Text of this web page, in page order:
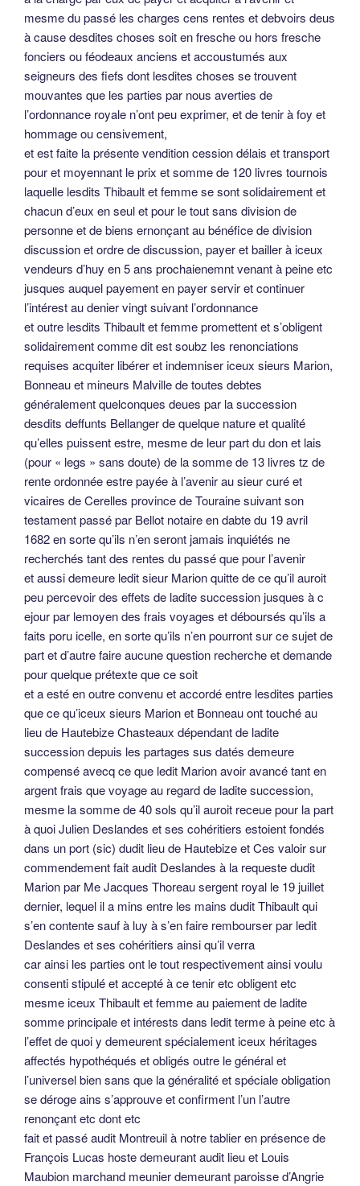
mesme du passé les charges cens rentes et debvoirs deus
à cause desdites choses soit en fresche ou hors fresche
fonciers ou féodeaux anciens et accoustumés aux
seigneurs des fiefs dont lesdites choses se trouvent
mouvantes que les parties par nous averties de
l’ordonnance royale n’ont peu exprimer, et de tenir à foy et
hommage ou censivement,
et est faite la présente vendition cession délais et transport
pour et moyennant le prix et somme de 120 livres tournois
laquelle lesdits Thibault et femme se sont solidairement et
chacun d’eux en seul et pour le tout sans division de
personne et de biens ernonçant au bénéfice de division
discussion et ordre de discussion, payer et bailler à iceux
vendeurs d’huy en 5 ans prochaienemnt venant à peine etc
jusques auquel payement en payer servir et continuer
l’intérest au denier vingt suivant l’ordonnance
et outre lesdits Thibault et femme promettent et s’obligent
solidairement comme dit est soubz les renonciations
requises acquiter libérer et indemniser iceux sieurs Marion,
Bonneau et mineurs Malville de toutes debtes
généralement quelconques deues par la succession
desdits deffunts Bellanger de quelque nature et qualité
qu’elles puissent estre, mesme de leur part du don et lais
(pour « legs » sans doute) de la somme de 13 livres tz de
rente ordonnée estre payée à l’avenir au sieur curé et
vicaires de Cerelles province de Touraine suivant son
testament passé par Bellot notaire en dabte du 19 avril
1682 en sorte qu’ils n’en seront jamais inquiétés ne
recherchés tant des rentes du passé que pour l’avenir
et aussi demeure ledit sieur Marion quitte de ce qu’il auroit
peu percevoir des effets de ladite succession jusques à c
ejour par lemoyen des frais voyages et déboursés qu’ils a
faits poru icelle, en sorte qu’ils n’en pourront sur ce sujet de
part et d’autre faire aucune question recherche et demande
pour quelque prétexte que ce soit
et a esté en outre convenu et accordé entre lesdites parties
que ce qu’iceux sieurs Marion et Bonneau ont touché au
lieu de Hautebize Chasteaux dépendant de ladite
succession depuis les partages sus datés demeure
compensé avecq ce que ledit Marion avoir avancé tant en
argent frais que voyage au regard de ladite succession,
mesme la somme de 40 sols qu’il auroit receue pour la part
à quoi Julien Deslandes et ses cohéritiers estoient fondés
dans un port (sic) dudit lieu de Hautebize et Ces valoir sur
commendement fait audit Deslandes à la requeste dudit
Marion par Me Jacques Thoreau sergent royal le 19 juillet
dernier, lequel il a mins entre les mains dudit Thibault qui
s’en contente sauf à luy à s’en faire rembourser par ledit
Deslandes et ses cohéritiers ainsi qu’il verra
car ainsi les parties ont le tout respectivement ainsi voulu
consenti stipulé et accepté à ce tenir etc obligent etc
mesme iceux Thibault et femme au paiement de ladite
somme principale et intérests dans ledit terme à peine etc à
l’effet de quoi y demeurent spécialement iceux héritages
affectés hypothéqués et obligés outre le général et
l’universel bien sans que la généralité et spéciale obligation
se déroge ains s’approuve et confirment l’un l’autre
renonçant etc dont etc
fait et passé audit Montreuil à notre tablier en présence de
François Lucas hoste demeurant audit lieu et Louis
Maubion marchand meunier demeurant paroisse d’Angrie